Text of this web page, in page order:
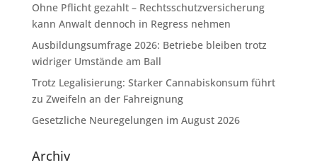
Ohne Pflicht gezahlt – Rechtsschutzversicherung
kann Anwalt dennoch in Regress nehmen
Ausbildungsumfrage 2026: Betriebe bleiben trotz
widriger Umstände am Ball
Trotz Legalisierung: Starker Cannabiskonsum führt
zu Zweifeln an der Fahreignung
Gesetzliche Neuregelungen im August 2026
Archiv